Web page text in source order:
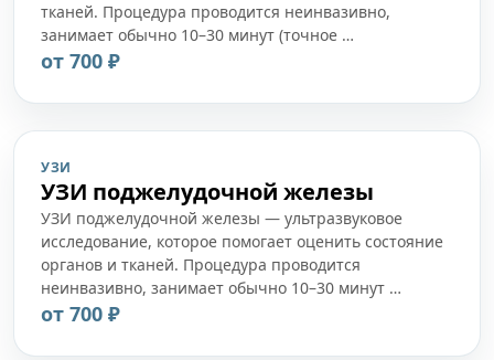
тканей. Процедура проводится неинвазивно,
занимает обычно 10–30 минут (точное …
от 700 ₽
УЗИ
УЗИ поджелудочной железы
УЗИ поджелудочной железы — ультразвуковое
исследование, которое помогает оценить состояние
органов и тканей. Процедура проводится
неинвазивно, занимает обычно 10–30 минут …
от 700 ₽